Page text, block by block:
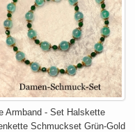
Armband - Set Halskette
Schmuckset Grün-Gold